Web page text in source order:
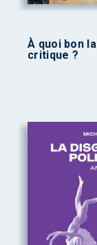
À quoi bon la
critique ?